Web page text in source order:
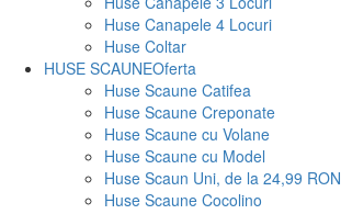
Huse Canapele 4 Locuri
Huse Coltar
HUSE SCAUNEOferta
Huse Scaune Catifea
Huse Scaune Creponate
Huse Scaune cu Volane
Huse Scaune cu Model
Huse Scaun Uni, de la 24,99 RON
Huse Scaune Cocolino